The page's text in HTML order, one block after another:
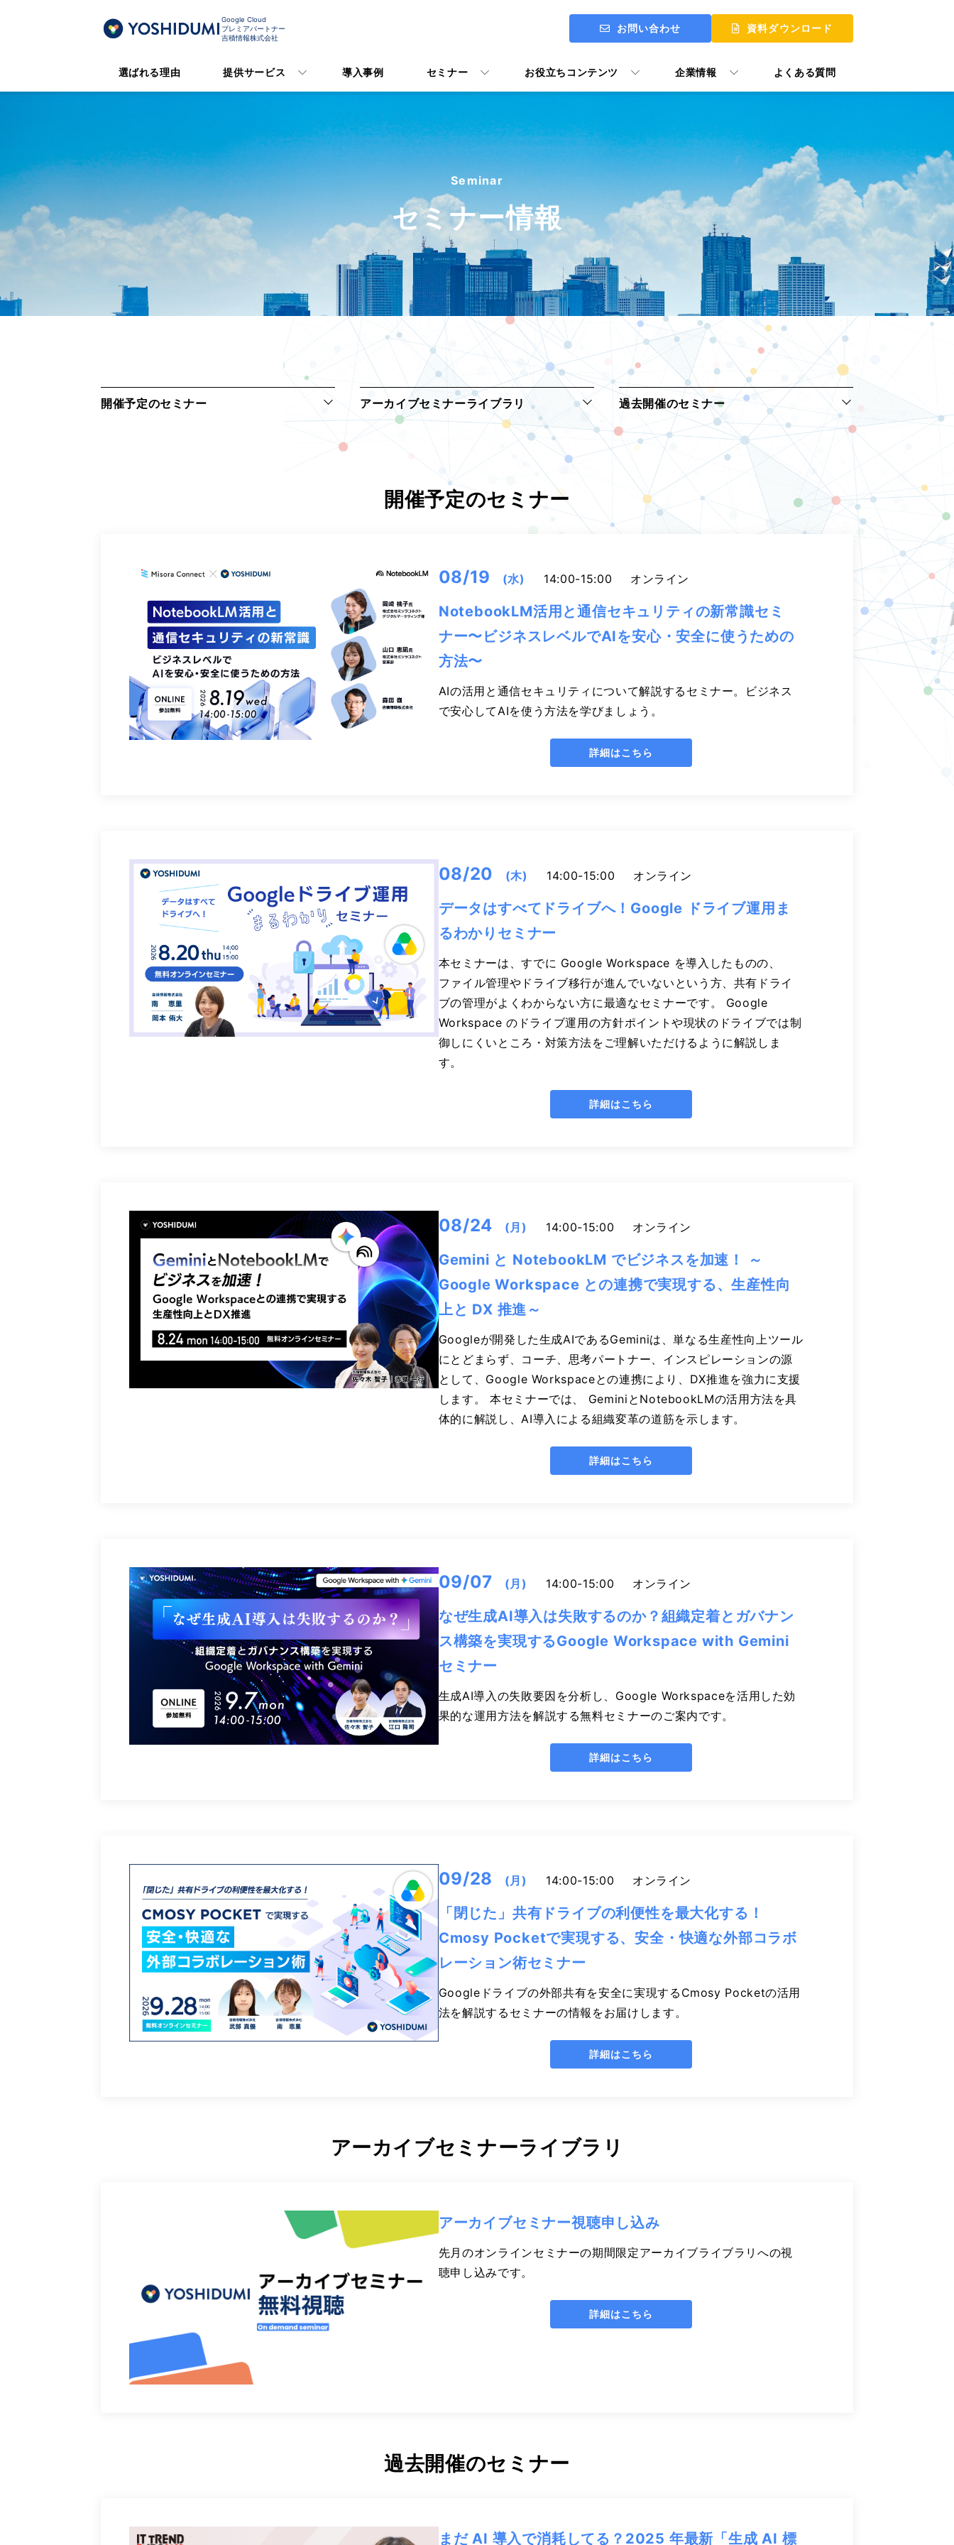
Google Cloud
プレミアパートナー
吉積情報株式会社
お問い合わせ 資料ダウンロード
選ばれる理由 提供サービス
ITアセスメント診断 ENGAGE UP
Google Workspace導入支援 MY START
Google Workspace活用マニュアル GooTorial
ユーザー向けトレーニング Y's UP Skill
導入事例 セミナー お役立ちコンテンツ 企業情報 よくある質問
Seminar
セミナー情報
開催予定のセミナー アーカイブセミナーライブラリ 過去開催のセミナー
開催予定のセミナー
08/19 (水) 14:00-15:00 オンライン
NotebookLM活用と通信セキュリティの新常識セミ
ナー〜ビジネスレベルでAIを安心・安全に使うための
方法〜
AIの活用と通信セキュリティについて解説するセミナー。ビジネス
で安心してAIを使う方法を学びましょう。
詳細はこちら
08/20 (木) 14:00-15:00 オンライン
データはすべてドライブへ！Google ドライブ運用ま
るわかりセミナー
本セミナーは、すでに Google Workspace を導入したものの、
ファイル管理やドライブ移行が進んでいないという方、共有ドライ
ブの管理がよくわからない方に最適なセミナーです。 Google
Workspace のドライブ運用の方針ポイントや現状のドライブでは制
御しにくいところ・対策方法をご理解いただけるように解説しま
す。
詳細はこちら
08/24 (月) 14:00-15:00 オンライン
Gemini と NotebookLM でビジネスを加速！ ～
Google Workspace との連携で実現する、生産性向
上と DX 推進～
Googleが開発した生成AIであるGeminiは、単なる生産性向上ツール
にとどまらず、コーチ、思考パートナー、インスピレーションの源
として、Google Workspaceとの連携により、DX推進を強力に支援
します。 本セミナーでは、 GeminiとNotebookLMの活用方法を具
体的に解説し、AI導入による組織変革の道筋を示します。
詳細はこちら
09/07 (月) 14:00-15:00 オンライン
なぜ生成AI導入は失敗するのか？組織定着とガバナン
ス構築を実現するGoogle Workspace with Gemini
セミナー
生成AI導入の失敗要因を分析し、Google Workspaceを活用した効
果的な運用方法を解説する無料セミナーのご案内です。
詳細はこちら
09/28 (月) 14:00-15:00 オンライン
「閉じた」共有ドライブの利便性を最大化する！
Cmosy Pocketで実現する、安全・快適な外部コラボ
レーション術セミナー
Googleドライブの外部共有を安全に実現するCmosy Pocketの活用
法を解説するセミナーの情報をお届けします。
詳細はこちら
アーカイブセミナーライブラリ
アーカイブセミナー視聴申し込み
先月のオンラインセミナーの期間限定アーカイブライブラリへの視
聴申し込みです。
詳細はこちら
過去開催のセミナー
まだ AI 導入で消耗してる？2025 年最新「生成 AI 標